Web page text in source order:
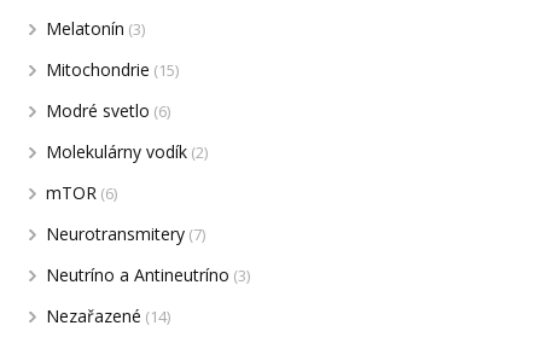
Melatonín (3)
Mitochondrie (15)
Modré svetlo (6)
Molekulárny vodík (2)
mTOR (6)
Neurotransmitery (7)
Neutríno a Antineutríno (3)
Nezařazené (14)